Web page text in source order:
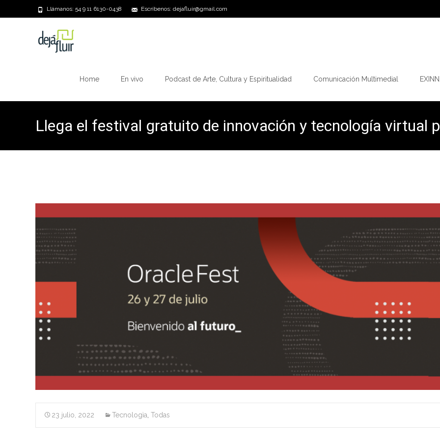
Llámanos: 54 9 11 6130-0438 Escríbenos: dejafluir@gmail.com
Home En vivo Podcast de Arte, Cultura y Espiritualidad Comunicación Multimedial
Llega el festival gratuito de innovación y tecnología virtual
23 julio, 2022 Tecnologìa Todas